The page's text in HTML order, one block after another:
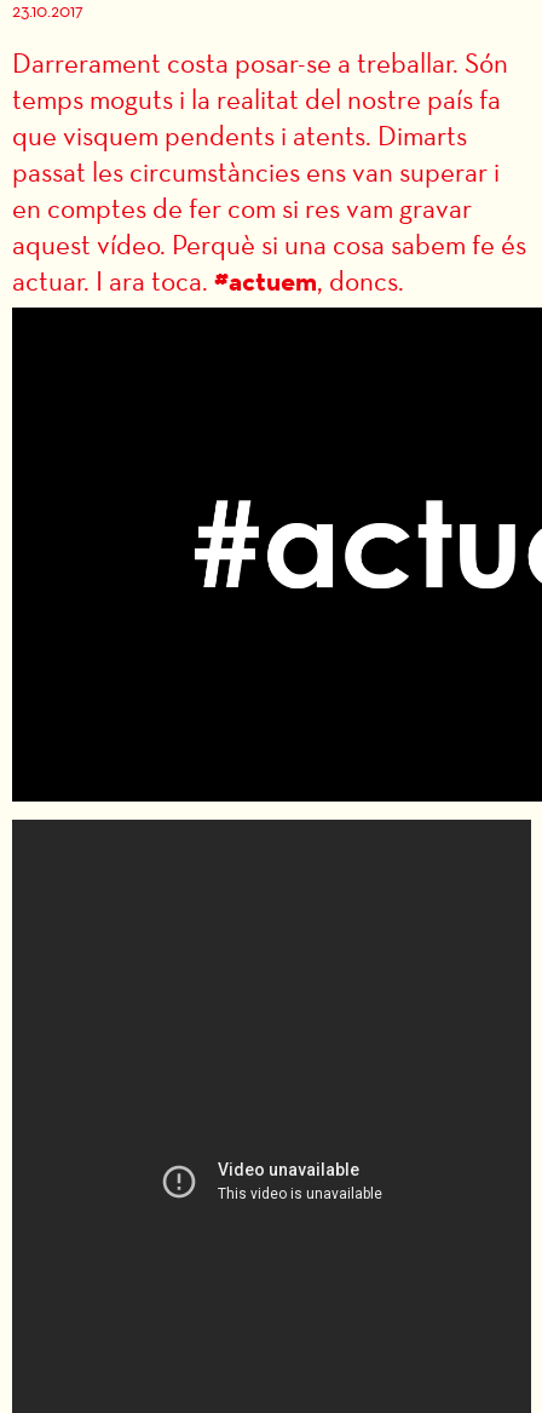
23.10.2017
Darrerament costa posar-se a treballar. Són
temps moguts i la realitat del nostre país fa
que visquem pendents i atents. Dimarts
passat les circumstàncies ens van superar i
en comptes de fer com si res vam gravar
aquest vídeo. Perquè si una cosa sabem fe és
actuar. I ara toca. #actuem, doncs.